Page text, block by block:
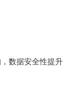
数据安全性提升